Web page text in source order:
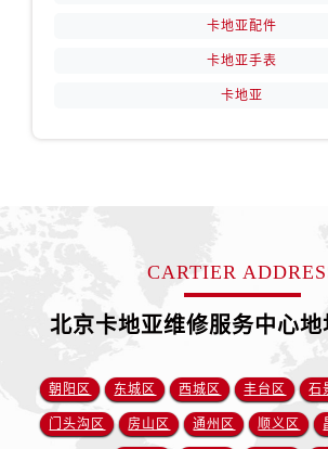
卡地亚配件
卡地亚手表
卡地亚
CARTIER
北京卡地亚维修服务中心
朝阳区 东城区 西城区 丰台区 石
门头沟区 房山区 通州区 顺义区